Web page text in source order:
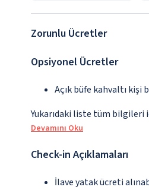
Zorunlu Ücretler
Opsiyonel Ücretler
Açık büfe kahvaltı kişi
Yukarıdaki liste tüm
Devamını Oku
Check-in Açıklamaları
İlave yatak ücreti